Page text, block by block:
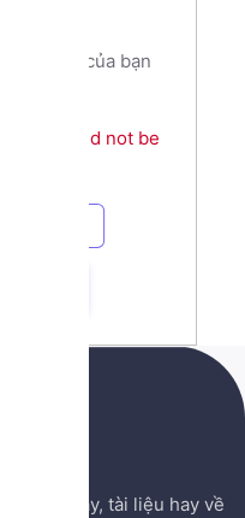
dẫn của bạn
could not be
sách hay, tài liệu hay về